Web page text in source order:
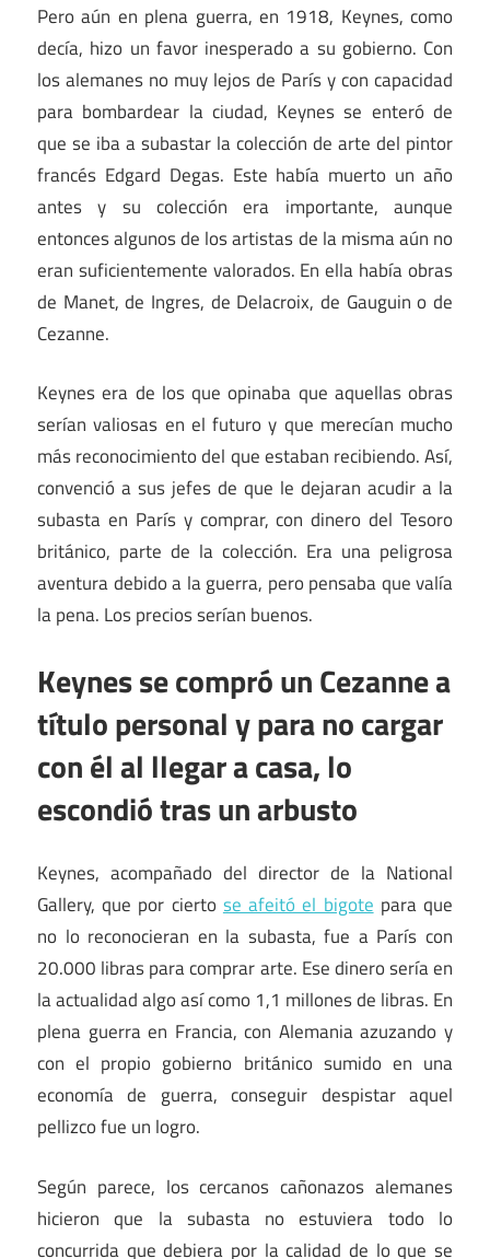
Pero aún en plena guerra, en 1918, Keynes, como
decía, hizo un favor inesperado a su gobierno. Con
los alemanes no muy lejos de París y con capacidad
para bombardear la ciudad, Keynes se enteró de
que se iba a subastar la colección de arte del pintor
francés Edgard Degas. Este había muerto un año
antes y su colección era importante, aunque
entonces algunos de los artistas de la misma aún no
eran suficientemente valorados. En ella había obras
de Manet, de Ingres, de Delacroix, de Gauguin o de
Cezanne.
Keynes era de los que opinaba que aquellas obras
serían valiosas en el futuro y que merecían mucho
más reconocimiento del que estaban recibiendo. Así,
convenció a sus jefes de que le dejaran acudir a la
subasta en París y comprar, con dinero del Tesoro
británico, parte de la colección. Era una peligrosa
aventura debido a la guerra, pero pensaba que valía
la pena. Los precios serían buenos.
Keynes se compró un Cezanne a
título personal y para no cargar
con él al llegar a casa, lo
escondió tras un arbusto
Keynes, acompañado del director de la National
Gallery, que por cierto se afeitó el bigotepara que
no lo reconocieran en la subasta, fue a París con
20.000 libras para comprar arte. Ese dinero sería en
la actualidad algo así como 1,1 millones de libras. En
plena guerra en Francia, con Alemania azuzando y
con el propio gobierno británico sumido en una
economía de guerra, conseguir despistar aquel
pellizco fue un logro.
Según parece, los cercanos cañonazos alemanes
hicieron que la subasta no estuviera todo lo
concurrida que debiera por la calidad de lo que se